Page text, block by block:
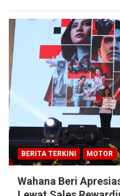
BERITA TERKINI MOTOR
Wahana Beri